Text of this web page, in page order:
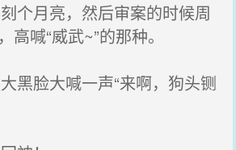
个月亮，然后审案的时候周
喊“威武~”的那种。
黑脸大喊一声“来啊，狗头铡